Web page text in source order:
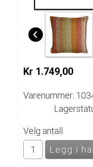
Kr 1.749,00
Varenummer:
Velg antall